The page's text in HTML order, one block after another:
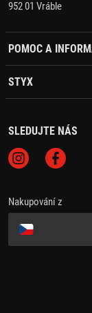
952 01 Vráble
POMOC A
STYX
SLEDUJTE NÁS
Nakupování z